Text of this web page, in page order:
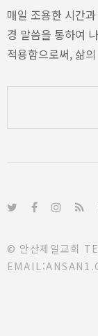
매일 조용한 시간
경 말씀을 통하여
적용함으로써, 삶
© 안산제일교회